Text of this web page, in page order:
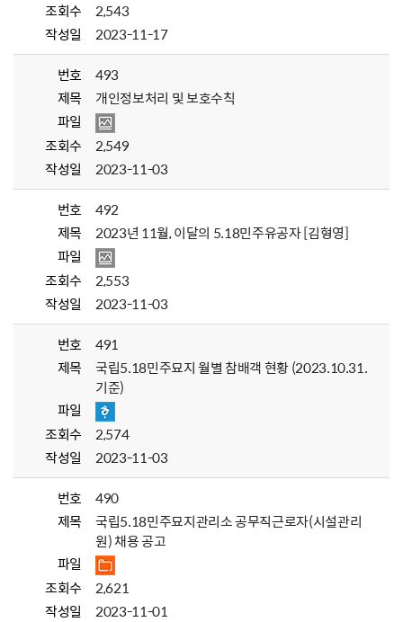
조회수
2,543
작성일
2023-11-17
번호
493
제목
개인정보처리 및 보호수칙
파일
조회수
2,549
작성일
2023-11-03
번호
492
제목
2023년 11월, 이달의 5.18민주유공자 [김형영]
파일
조회수
2,553
작성일
2023-11-03
번호
491
제목
국립5.18민주묘지 월별 참배객 현황 (2023.10.31.
기준)
파일
조회수
2,574
작성일
2023-11-03
번호
490
제목
국립5.18민주묘지관리소 공무직근로자(시설관리
원) 채용 공고
파일
조회수
2,621
작성일
2023-11-01